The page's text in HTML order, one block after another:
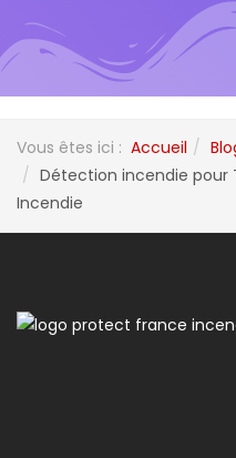
Vous êtes ici : Accueil
Détection incendie pour
Incendie